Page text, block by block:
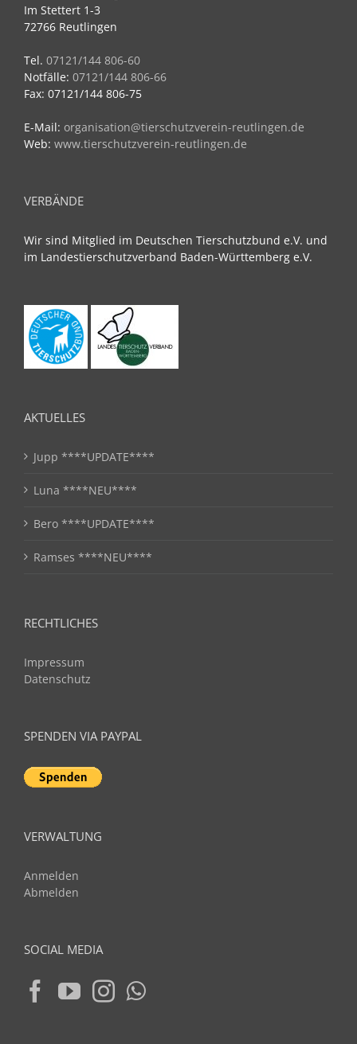
Im Stettert 1-3
72766 Reutlingen
Tel. 07121/144 806-60
Notfälle: 07121/144 806-66
Fax: 07121/144 806-75
E-Mail: organisation@tierschutzverein-reutlingen.de
Web: www.tierschutzverein-reutlingen.de
VERBÄNDE
Wir sind Mitglied im Deutschen Tierschutzbund e.V. und
im Landestierschutzverband Baden-Württemberg e.V.
AKTUELLES
Jupp ****UPDATE****
Luna ****NEU****
Bero ****UPDATE****
Ramses ****NEU****
RECHTLICHES
Impressum
Datenschutz
SPENDEN VIA PAYPAL
VERWALTUNG
Anmelden
Abmelden
SOCIAL MEDIA